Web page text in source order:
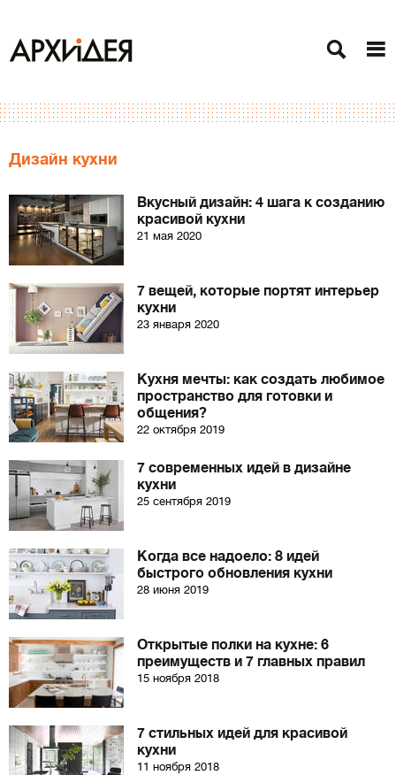
Дизайн кухни
Вкусный дизайн: 4 шага к созданию
красивой кухни
21 мая 2020
7 вещей, которые портят интерьер
кухни
23 января 2020
Кухня мечты: как создать любимое
пространство для готовки и
общения?
22 октября 2019
7 современных идей в дизайне
кухни
25 сентября 2019
Когда все надоело: 8 идей
быстрого обновления кухни
28 июня 2019
Открытые полки на кухне: 6
преимуществ и 7 главных правил
15 ноября 2018
7 стильных идей для красивой
кухни
11 ноября 2018